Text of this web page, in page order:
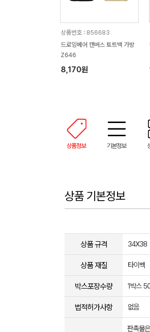
상품번호 : 856683
드로잉베어 캔버스 토트백 가방
Z646
8,170원
상품정보 기본정보
상품 기본정보
상품 규격 34X38
상품 재질 타이벡
박스포장수량 1박스
법적허가사항 없음
판촉물